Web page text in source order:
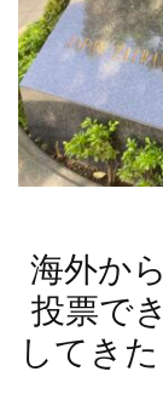
海外か
投票で
してき